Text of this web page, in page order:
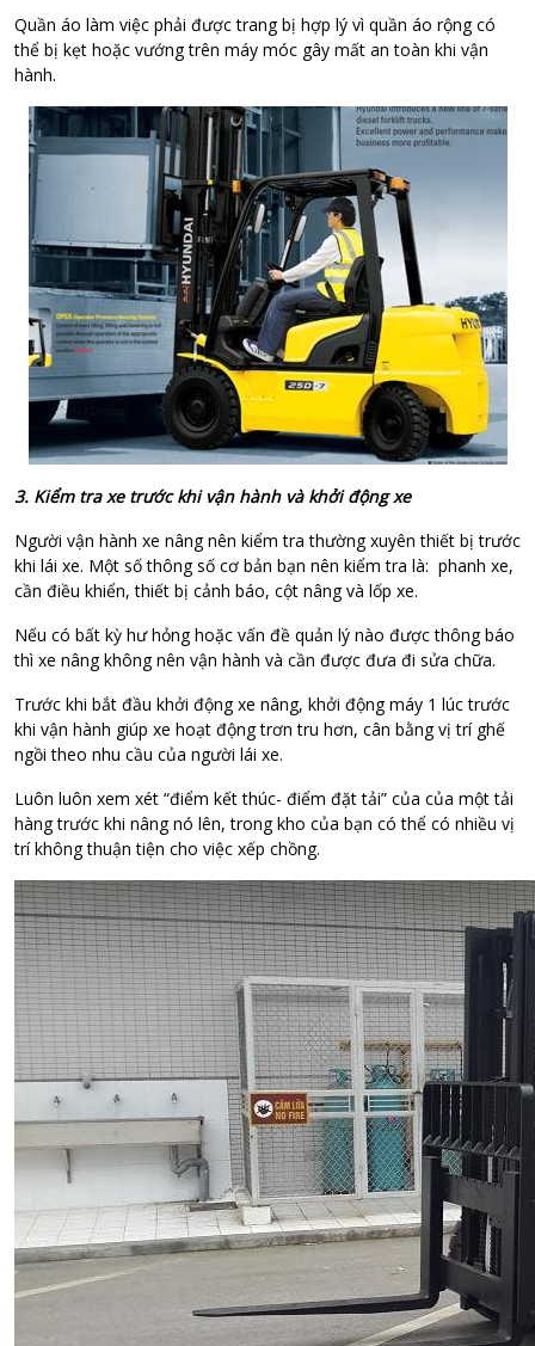
Quần áo làm việc phải được trang bị hợp lý vì quần áo rộng có
thể bị kẹt hoặc vướng trên máy móc gây mất an toàn khi vận
hành.
3. Kiểm tra xe trước khi vận hành và khởi động xe
Người vận hành xe nâng nên kiểm tra thường xuyên thiết bị trước
khi lái xe. Một số thông số cơ bản bạn nên kiểm tra là: phanh xe,
cần điều khiển, thiết bị cảnh báo, cột nâng và lốp xe.
Nếu có bất kỳ hư hỏng hoặc vấn đề quản lý nào được thông báo
thì xe nâng không nên vận hành và cần được đưa đi sửa chữa.
Trước khi bắt đầu khởi động xe nâng, khởi động máy 1 lúc trước
khi vận hành giúp xe hoạt động trơn tru hơn, cân bằng vị trí ghế
ngồi theo nhu cầu của người lái xe.
Luôn luôn xem xét “điểm kết thúc- điểm đặt tải” của của một tải
hàng trước khi nâng nó lên, trong kho của bạn có thể có nhiều vị
trí không thuận tiện cho việc xếp chồng.